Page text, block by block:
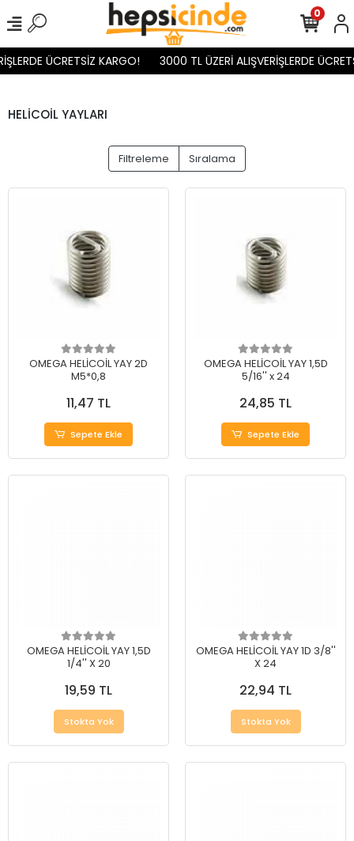
ÜCRETSİZ KARGO! 3000 TL ÜZERİ ALIŞVERİŞLERDE
0
HELİCOİL YAYLARI
Filtreleme Sıralama
OMEGA HELİCOİL YAY 2D
M5*0,8
11,47 TL
Sepete Ekle
OMEGA HELİCOİL YAY 1,5D
5/16'' x 24
24,85 TL
Sepete Ekle
OMEGA HELİCOİL YAY 1,5D
1/4'' X 20
19,59 TL
Stokta Yok
OMEGA HELİCOİL YAY 1D 3/8''
X 24
22,94 TL
Stokta Yok